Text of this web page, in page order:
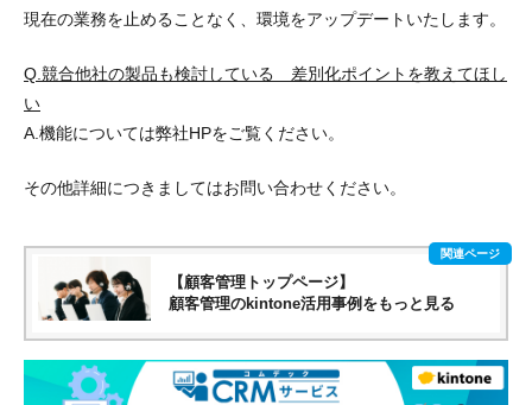
現在の業務を止めることなく、環境をアップデートいたします。
Q.競合他社の製品も検討している 差別化ポイントを教えてほし
い
A.機能については弊社HPをご覧ください。
その他詳細につきましてはお問い合わせください。
【顧客管理トップページ】
顧客管理のkintone活用事例をもっと見る